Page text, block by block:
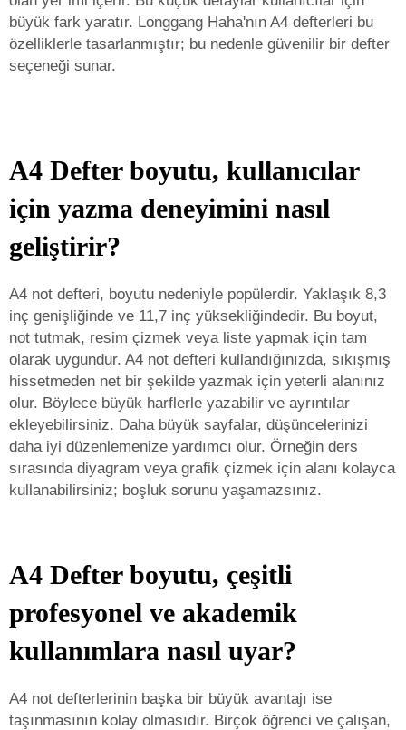
büyük fark yaratır. Longgang Haha'nın A4 defterleri bu
özelliklerle tasarlanmıştır; bu nedenle güvenilir bir defter
seçeneği sunar.
A4 Defter boyutu, kullanıcılar
için yazma deneyimini nasıl
geliştirir?
A4 not defteri, boyutu nedeniyle popülerdir. Yaklaşık 8,3
inç genişliğinde ve 11,7 inç yüksekliğindedir. Bu boyut,
not tutmak, resim çizmek veya liste yapmak için tam
olarak uygundur. A4 not defteri kullandığınızda, sıkışmış
hissetmeden net bir şekilde yazmak için yeterli alanınız
olur. Böylece büyük harflerle yazabilir ve ayrıntılar
ekleyebilirsiniz. Daha büyük sayfalar, düşüncelerinizi
daha iyi düzenlemenize yardımcı olur. Örneğin ders
sırasında diyagram veya grafik çizmek için alanı kolayca
kullanabilirsiniz; boşluk sorunu yaşamazsınız.
A4 Defter boyutu, çeşitli
profesyonel ve akademik
kullanımlara nasıl uyar?
A4 not defterlerinin başka bir büyük avantajı ise
taşınmasının kolay olmasıdır. Birçok öğrenci ve çalışan,